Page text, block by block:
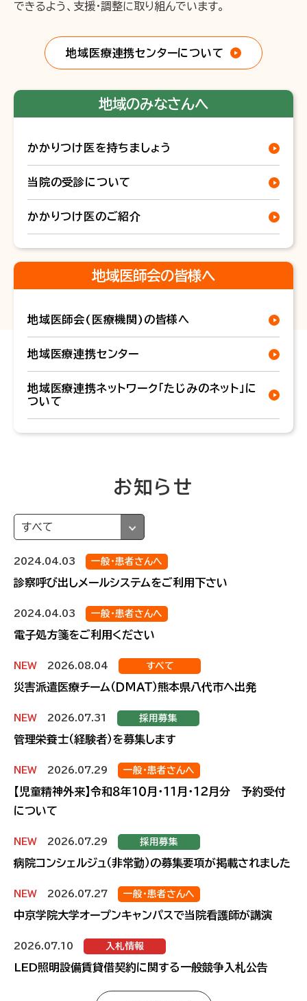
できるよう、 支援・調整に取り組んでいます。
地域医療連携センターについて
地域のみなさんへ
かかりつけ医を持ちましょう
当院の受診について
かかりつけ医のご紹介
地域医師会の皆様へ
地域医師会(医療機関)の皆様へ
地域医療連携センター
地域医療連携ネットワーク「たじみのネット」に
ついて
お知らせ
2024.04.03 一般・患者さんへ
診察呼び出しメールシステムをご利用下さい
2024.04.03 一般・患者さんへ
電子処方箋をご利用ください
NEW 2026.08.04 すべて
災害派遣医療チーム（ＤＭＡＴ）熊本県八代市へ出発
NEW 2026.07.31 採用募集
管理栄養士（経験者）を募集します
NEW 2026.07.29 一般・患者さんへ
【児童精神外来】令和８年１０月・１１月・１２月分 予約受付
について
NEW 2026.07.29 採用募集
病院コンシェルジュ（非常勤）の募集要項が掲載されました
NEW 2026.07.27 一般・患者さんへ
中京学院大学オープンキャンパスで当院看護師が講演
2026.07.10 入札情報
LED照明設備賃貸借契約に関する一般競争入札公告